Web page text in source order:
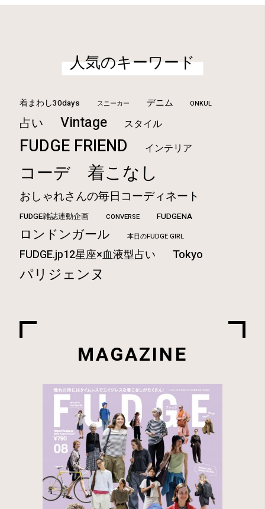
人気のキーワード
着まわし30days スニーカー デニム ONKUL
占い Vintage スタイル
FUDGE FRIEND インテリア
コーデ 着こなし
おしゃれさんの毎日コーディネート
FUDGE雑誌連動企画 CONVERSE FUDGENA
ロンドンガール 本日のFUDGE GIRL
FUDGE.jp12星座×血液型占い Tokyo
パリジェンヌ
MAGAZINE